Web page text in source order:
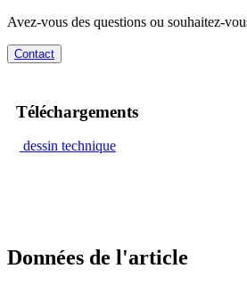
Avez-vous des questions ou souhaitez-
Contact
Téléchargements
dessin technique
Données de l'article